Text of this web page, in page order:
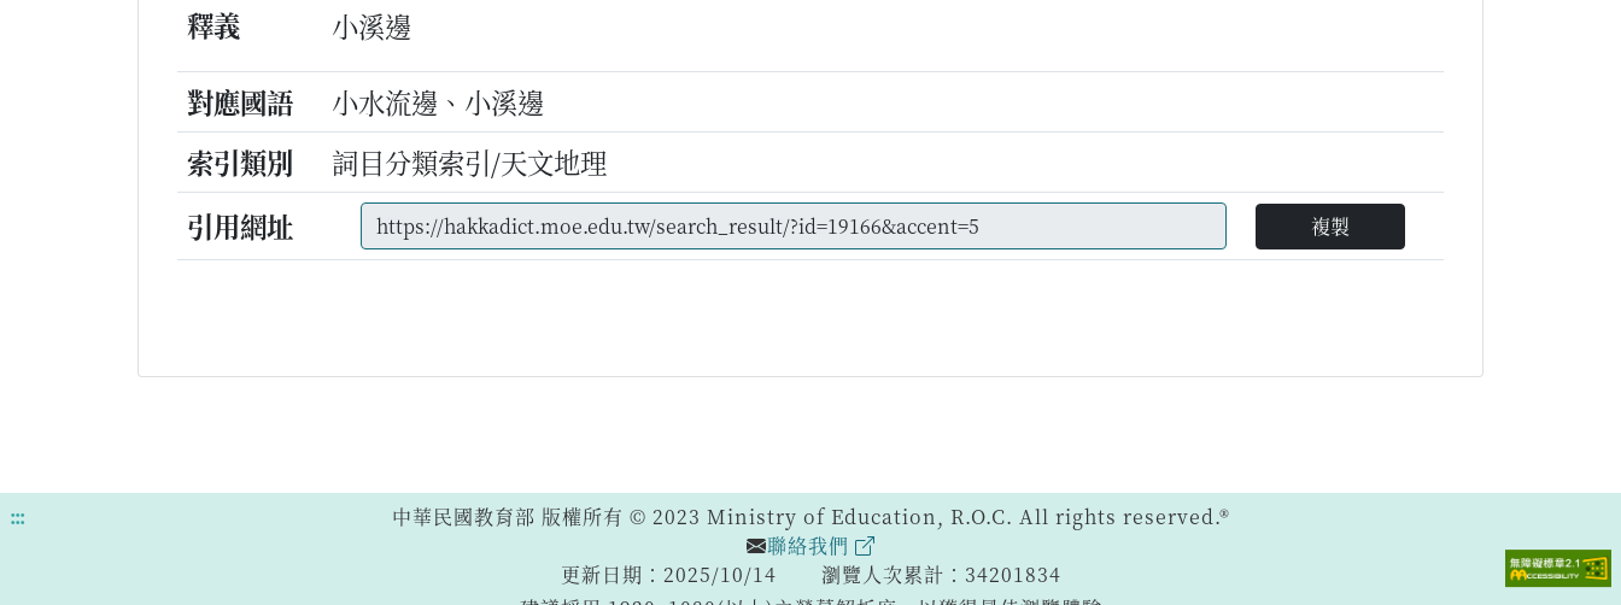
釋義
小溪邊
對應國語
小水流邊、小溪邊
索引類別
詞目分類索引/天文地理
引用網址
複製
:::
中華民國教育部 版權所有 © 2023 Ministry of Education, R.O.C. All rights reserved.®
聯絡我們
更新日期：2025/10/14
瀏覽人次累計：34201834